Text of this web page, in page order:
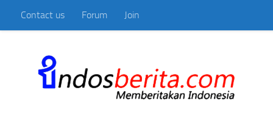
Skip to content
Contact us Forum Join